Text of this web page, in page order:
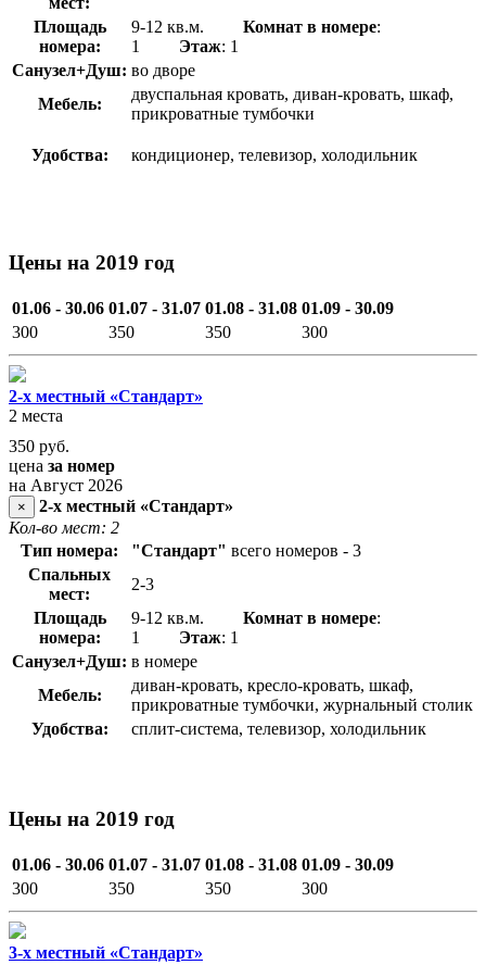
Площадь
номера:
9-12 кв.м. Комнат в номере:
1 Этаж: 1
Санузел+Душ: во дворе
Мебель:
двуспальная кровать, диван-кровать, шкаф,
прикроватные тумбочки
Удобства: кондиционер, телевизор, холодильник
Цены на 2019 год
01.06 - 30.06 01.07 - 31.07 01.08 - 31.08 01.09 - 30.09
300
350 350 300
2-х местный «Стандарт»
2 места
350 руб.
цена за номер
на Август 2026
×
2-х местный «Стандарт»
Кол-во мест: 2
Тип номера:
"Стандарт" всего номеров - 3
Спальных
мест:
2-3
Площадь
номера:
9-12 кв.м. Комнат в номере:
1 Этаж: 1
Санузел+Душ: в номере
Мебель:
диван-кровать, кресло-кровать, шкаф,
прикроватные тумбочки, журнальный столик
Удобства:
сплит-система, телевизор, холодильник
Цены на 2019 год
01.06 - 30.06 01.07 - 31.07 01.08 - 31.08 01.09 - 30.09
300
350 350 300
3-х местный «Стандарт»